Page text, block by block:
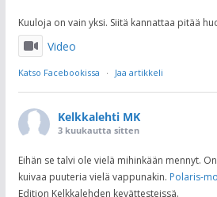
Kuuloja on vain yksi. Siitä kannattaa pitää
Video
Katso Facebookissa · Jaa artikkeli
Kelkkalehti MK
3 kuukautta sitten
Eihän se talvi ole vielä mihinkään mennyt.
kuivaa puuteria vielä vappunakin. Polaris-
Edition Kelkkalehden kevättesteissä.